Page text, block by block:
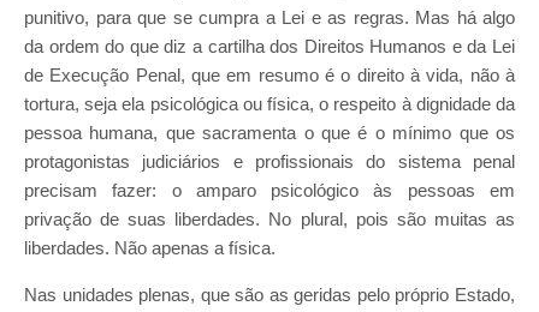
punitivo, para que se cumpra a Lei e as regras. Mas há algo
da ordem do que diz a cartilha dos Direitos Humanos e da Lei
de Execução Penal, que em resumo é o direito à vida, não à
tortura, seja ela psicológica ou física, o respeito à dignidade da
pessoa humana, que sacramenta o que é o mínimo que os
protagonistas judiciários e profissionais do sistema penal
precisam fazer: o amparo psicológico às pessoas em
privação de suas liberdades. No plural, pois são muitas as
liberdades. Não apenas a física.
Nas unidades plenas, que são as geridas pelo próprio Estado,